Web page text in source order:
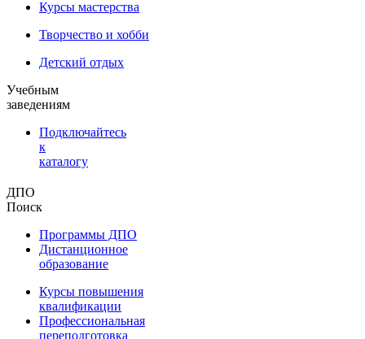
Курсы мастерства
Творчество и хобби
Детский отдых
Учебным
заведениям
Подключайтесь
к
каталогу
ДПО
Поиск
Программы ДПО
Дистанционное
образование
Курсы повышения
квалификации
Профессиональная
переподготовка